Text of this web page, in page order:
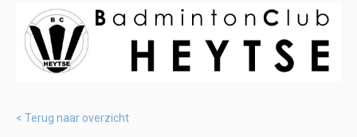
Terug naar overzicht